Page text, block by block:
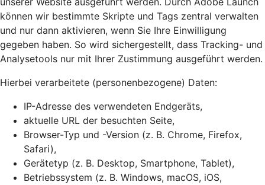
können wir bestimmte Skripte und Tags zentral verwalten
und nur dann aktivieren, wenn Sie Ihre Einwilligung
gegeben haben. So wird sichergestellt, dass Tracking- und
Analysetools nur mit Ihrer Zustimmung ausgeführt werden.
Hierbei verarbeitete (personenbezogene) Daten:
IP-Adresse des verwendeten Endgeräts,
aktuelle URL der besuchten Seite,
Browser-Typ und -Version (z. B. Chrome, Firefox,
Safari),
Gerätetyp (z. B. Desktop, Smartphone, Tablet),
Betriebssystem (z. B. Windows, macOS, iOS,